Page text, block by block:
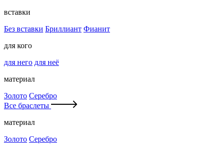
вставки
Без вставки Бриллиант Фианит
для кого
для него для неё
материал
Золото Серебро
Все браслеты
материал
Золото Серебро